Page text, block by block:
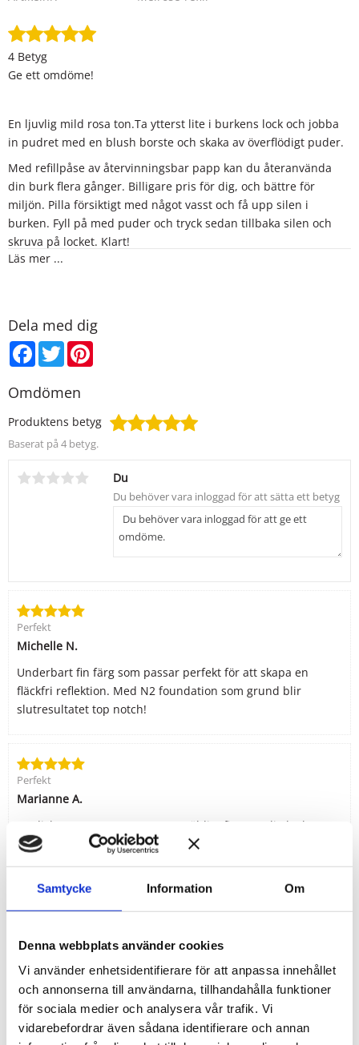
Samtycke Information Om
Denna webbplats använder cookies
Vi använder enhetsidentifierare för att anpassa innehållet
och annonserna till användarna, tillhandahålla funktioner
för sociala medier och analysera vår trafik. Vi
vidarebefordrar även sådana identifierare och annan
4 Betyg
Ge ett omdöme!
En ljuvlig mild rosa ton.Ta ytterst lite i burkens lock och jobba
in pudret med en blush borste och skaka av överflödigt puder.
Med refillpåse av återvinningsbar papp kan du återanvända
din burk flera gånger. Billigare pris för dig, och bättre för
miljön. Pilla försiktigt med något vasst och få upp silen i
burken. Fyll på med puder och tryck sedan tillbaka silen och
skruva på locket. Klart!
Innehåller:
Produkterna innehåller EJ Bismuth Oxychloride, vilket är ett
ämne som många kan uppleva som irriterande för huden.
Läs mer ...
Dela med dig
Facebook
Twitter
Omdömen
Produktens betyg
Baserat på 4 betyg.
Du
Perfekt
Michelle N.
Underbart fin färg som passar perfekt för att skapa en
fläckfri reflektion. Med N2 foundation som grund blir
slutresultatet top notch!
Perfekt
Marianne A.
En diskret rosa ton som ger en väldigt fin naturlig look.
Perfekt till vardags och fest.
Perfekt
och naturligt och syns inte mycket ens på mig som är ljus.